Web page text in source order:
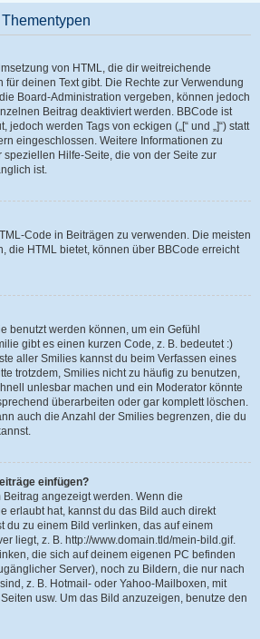
von HTML, die dir weitreichende
für deinen Text gibt. Die Rechte zur Verwendung
Board-Administration vergeben, können jedoch
Beitrag deaktiviert werden. BBCode ist
werden Tags von eckigen („[“ und „]“) statt
eingeschlossen. Weitere Informationen zu
speziellen Hilfe-Seite, die von der Seite zur
ist.
Code in Beiträgen zu verwenden. Die meisten
die HTML bietet, können über BBCode erreicht
benutzt werden können, um ein Gefühl
gibt es einen kurzen Code, z. B. bedeutet :)
aller Smilies kannst du beim Verfassen eines
trotzdem, Smilies nicht zu häufig zu benutzen,
unlesbar machen und ein Moderator könnte
überarbeiten oder gar komplett löschen.
auch die Anzahl der Smilies begrenzen, die du
einfügen?
angezeigt werden. Wenn die
erlaubt hat, kannst du das Bild auch direkt
du zu einem Bild verlinken, das auf einem
liegt, z. B. http://www.domain.tld/mein-bild.gif.
die sich auf deinem eigenen PC befinden
Server), noch zu Bildern, die nur nach
z. B. Hotmail- oder Yahoo-Mailboxen, mit
usw. Um das Bild anzuzeigen, benutze den